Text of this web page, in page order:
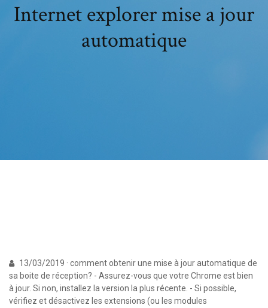
Internet explorer mise a jour
automatique
13/03/2019 · comment obtenir une mise à jour automatique de
sa boite de réception? - Assurez-vous que votre Chrome est bien
à jour. Si non, installez la version la plus récente. - Si possible,
vérifiez et désactivez les extensions (ou les modules